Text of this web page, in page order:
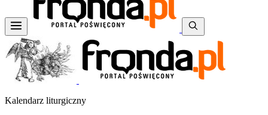
Kalendarz liturgiczny